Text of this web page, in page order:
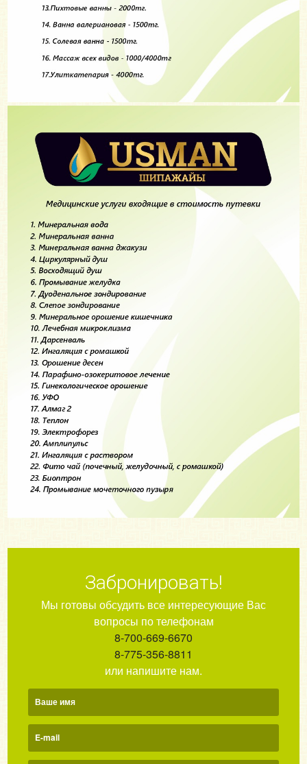
Забронировать!
Мы готовы обсудить все интересующие Вас
вопросы по телефонам
8-700-669-6670
8-775-356-8811
или напишите нам.
Ваше имя
E-mail